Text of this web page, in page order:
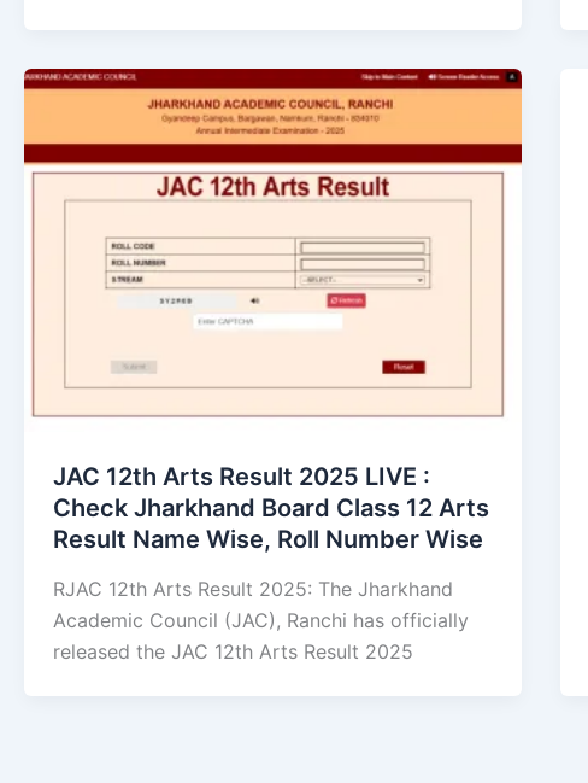
JAC 12th Arts Result 2025 LIVE :
Check Jharkhand Board Class 12 Arts
Result Name Wise, Roll Number Wise
RJAC 12th Arts Result 2025: The Jharkhand
Academic Council (JAC), Ranchi has officially
released the JAC 12th Arts Result 2025